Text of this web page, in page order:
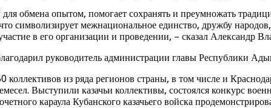
обмена опытом, помогает сохранять и преумножать
что символизирует межнациональное единство, дружбу
в его организации и проведении, – сказал Александр
руководитель администрации главы Республики
коллективов из ряда регионов страны, в том числе и
Выступили казачьи коллективы, состоялся конкурс
караула Кубанского казачьего войска